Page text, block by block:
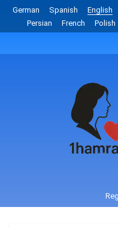
German Spanish English
Persian
French Polish